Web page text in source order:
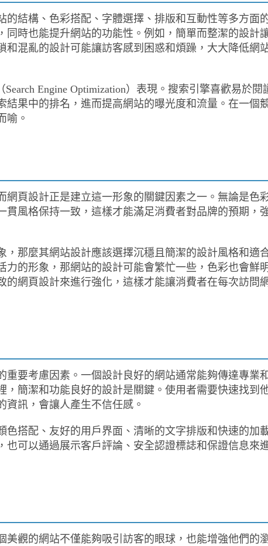
結構、色彩搭配、字體選擇、排版和互動性等多方面
同時也能提升網站的功能性。例如，簡單而整潔的設計
混亂的設計可能讓訪客感到困惑和煩躁，大大降低網
Engine Optimization）表現。搜索引擎喜歡易於閱
果中的排名，進而提高網站的曝光度和流量。在一個
喻。
網頁設計正是建立這一形象的關鍵因素之一。無論是色
貫風格保持一致，這樣才能滿足消費者對品牌的預期，
那麼其網站設計應該選擇沉穩且簡潔的設計風格和適
的形象，那網站的設計可能會繁忙一些，色彩也會鮮
網頁設計來進行強化，這樣才能讓消費者在每次訪問
要考慮因素。一個設計良好的網站通常能夠傳達專業和
，簡潔和功能良好的設計是關鍵。使用者需要快速找到
訊，會讓人產生不信任感。
搭配、友好的用戶界面、清晰的文字排版和快速的加
也可以通過展示客戶評論、安全認證標誌和保證信息來
觀的網站不僅能夠吸引訪客的眼球，也能增強他們的瀏